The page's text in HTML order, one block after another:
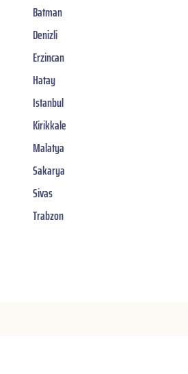
Batman
Denizli
Erzincan
Hatay
Istanbul
Kirikkale
Malatya
Sakarya
Sivas
Trabzon